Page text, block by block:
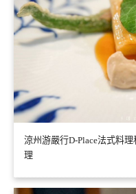
涼州游嚴行D-Place法式料
理